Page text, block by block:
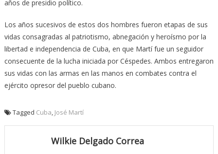
años de presidio político.
Los años sucesivos de estos dos hombres fueron etapas de sus
vidas consagradas al patriotismo, abnegación y heroísmo por la
libertad e independencia de Cuba, en que Martí fue un seguidor
consecuente de la lucha iniciada por Céspedes. Ambos entregaron
sus vidas con las armas en las manos en combates contra el
ejército opresor del pueblo cubano.
Tagged Cuba José Martí
Wilkie Delgado Correa